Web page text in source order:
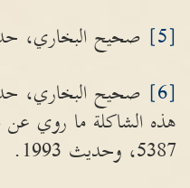
[5]
صحيح البخاري، حديث
[6]
هذه الشاكلة ما روي
5387، وحديث 1993.